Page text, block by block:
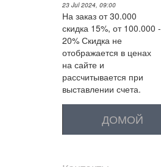
23 Jul 2024, 09:00
На заказ от 30.000
скидка 15%, от 100.000 -
20% Скидка не
отображается в ценах
на сайте и
рассчитывается при
выставлении счета.
ДОМОЙ